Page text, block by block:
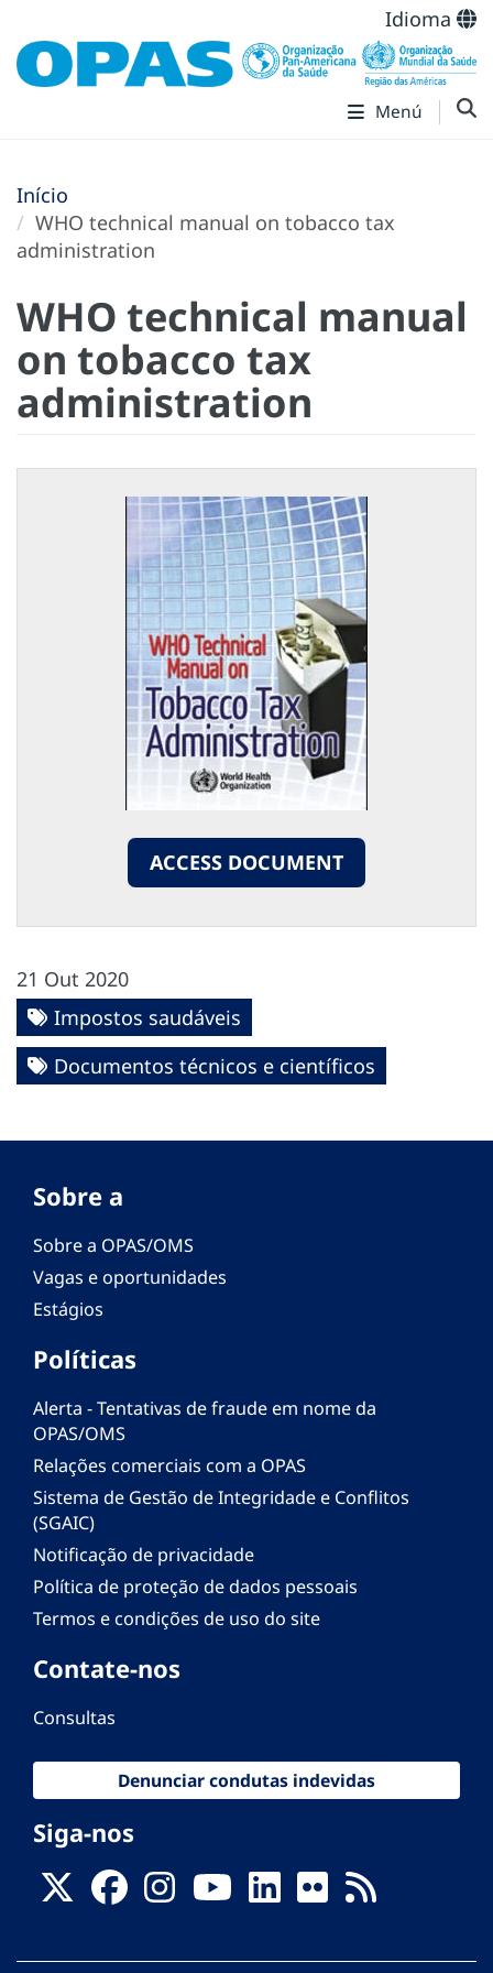
Idioma
Menú
Início
WHO technical manual on tobacco tax
administration
WHO technical manual
on tobacco tax
administration
ACCESS DOCUMENT
21 Out 2020
Impostos saudáveis
Documentos técnicos e científicos
Sobre a
Sobre a OPAS/OMS
Vagas e oportunidades
Estágios
Políticas
Alerta - Tentativas de fraude em nome da
OPAS/OMS
Relações comerciais com a OPAS
Sistema de Gestão de Integridade e Conflitos
(SGAIC)
Notificação de privacidade
Política de proteção de dados pessoais
Termos e condições de uso do site
Contate-nos
Consultas
Denunciar condutas indevidas
Siga-nos